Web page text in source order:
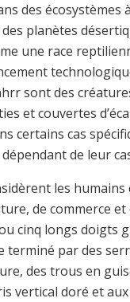
des écosystèmes
planètes
une race
sont des
et couvertes
certains cas
de leur
les humains
de commerce et
cinq longs doigts
terminé par des
des trous en
vertical doré et